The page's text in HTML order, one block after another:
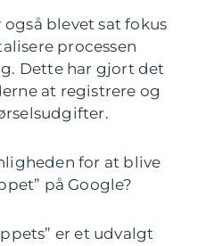
også blevet sat fokus
processen
Dette har gjort det
at registrere og
for at blive
på Google?
er et udvalgt